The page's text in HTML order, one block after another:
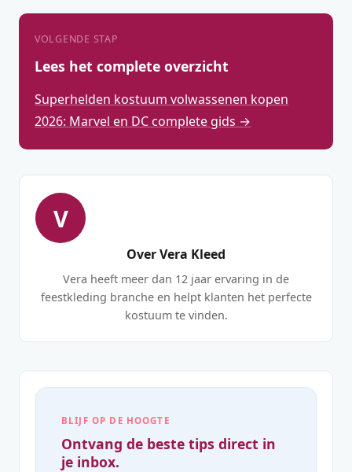
VOLGENDE STAP
Lees het complete overzicht
Superhelden kostuum volwassenen kopen
2026: Marvel en DC complete gids →
V
Over Vera Kleed
Vera heeft meer dan 12 jaar ervaring in de
feestkleding branche en helpt klanten het perfecte
kostuum te vinden.
BLIJF OP DE HOOGTE
Ontvang de beste tips direct in
je inbox.